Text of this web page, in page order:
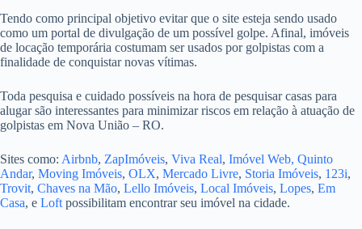
Tendo como principal objetivo evitar que o site esteja sendo usado
como um portal de divulgação de um possível golpe. Afinal, imóveis
de locação temporária costumam ser usados por golpistas com a
finalidade de conquistar novas vítimas.
Toda pesquisa e cuidado possíveis na hora de pesquisar casas para
alugar são interessantes para minimizar riscos em relação à atuação de
golpistas em Nova União – RO.
Sites como: Airbnb, ZapImóveis, Viva Real, Imóvel Web, Quinto
Andar, Moving Imóveis, OLX, Mercado Livre, Storia Imóveis, 123i,
Trovit, Chaves na Mão, Lello Imóveis, Local Imóveis, Lopes, Em
Casa, e Loft possibilitam encontrar seu imóvel na cidade.